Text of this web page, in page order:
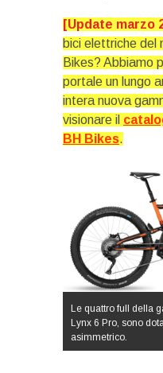
[Update marzo
bici elettriche del
Bikes? Abbiamo
portale un lungo
intera nuova
visionare il
BH Bikes.
Le quattro full della
Lynx 6 Pro, sono
asimmetrico.